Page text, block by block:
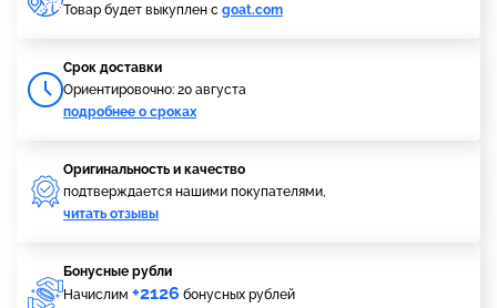
Товар будет выкуплен с goat.com
Cрок доставки
Ориентировочно: 20 августа
подробнее о сроках
Оригинальность и качество
подтверждается нашими покупателями,
читать отзывы
Бонусные рубли
Начислим +2126 бонусных рублей